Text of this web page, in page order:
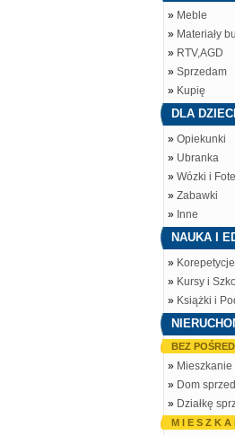
» Meble
» Materiały
» RTV,AGD
» Sprzedam
» Kupię
DLA
» Opiekunki
» Ubranka
» Wózki i
» Zabawki
» Inne
NAUKA I
» Korepetycje
» Kursy i
» Książki i
BEZ
»
» Dom
» Działkę
M I E S Z K A